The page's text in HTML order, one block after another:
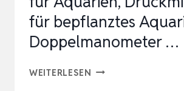
EDEL…
für bepflanztes
Doppelmanometer …
WEITERLESEN NICREW